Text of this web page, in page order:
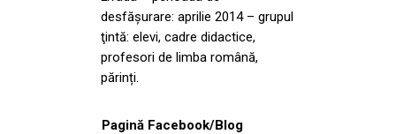
desfăşurare: aprilie 2014 – grupul
ţintă: elevi, cadre didactice,
profesori de limba română,
părinți.
Pagină Facebook/Blog